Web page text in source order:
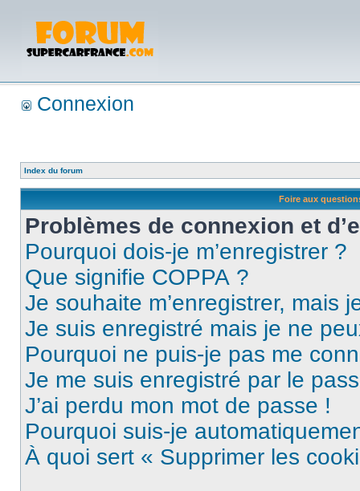
Connexion
Index du forum
Foire aux
Problèmes de connexion et
Pourquoi dois-je m’enregistrer ?
Que signifie COPPA ?
Je souhaite m’enregistrer, mais
Je suis enregistré mais je ne
Pourquoi ne puis-je pas me
Je me suis enregistré par le
J’ai perdu mon mot de passe !
Pourquoi suis-je
À quoi sert « Supprimer les